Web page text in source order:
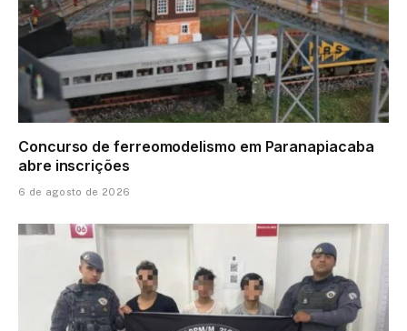
Concurso de ferreomodelismo em Paranapiacaba
abre inscrições
6 de agosto de 2026